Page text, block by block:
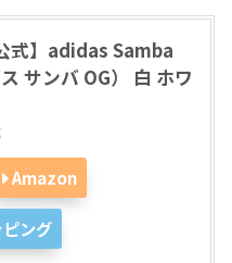
式】adidas Samba
サンバ OG） 白 ホワ
Amazon
ング